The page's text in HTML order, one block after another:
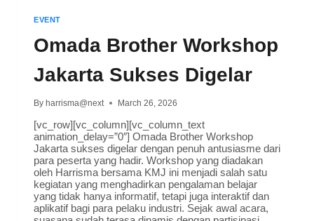
EVENT
Omada Brother Workshop
Jakarta Sukses Digelar
By harrisma@next March 26, 2026
[vc_row][vc_column][vc_column_text
animation_delay=”0″] Omada Brother Workshop
Jakarta sukses digelar dengan penuh antusiasme dari
para peserta yang hadir. Workshop yang diadakan
oleh Harrisma bersama KMJ ini menjadi salah satu
kegiatan yang menghadirkan pengalaman belajar
yang tidak hanya informatif, tetapi juga interaktif dan
aplikatif bagi para pelaku industri. Sejak awal acara,